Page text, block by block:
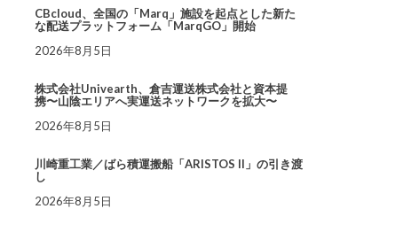
CBcloud、全国の「Marq」施設を起点とした新た
な配送プラットフォーム「MarqGO」開始
2026年8月5日
株式会社Univearth、倉吉運送株式会社と資本提
携〜山陰エリアへ実運送ネットワークを拡大〜
2026年8月5日
川崎重工業／ばら積運搬船「ARISTOS II」の引き渡
し
2026年8月5日